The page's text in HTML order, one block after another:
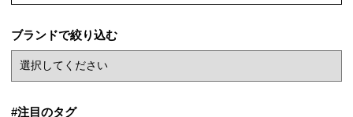
ブランドで絞り込む
#注目のタグ